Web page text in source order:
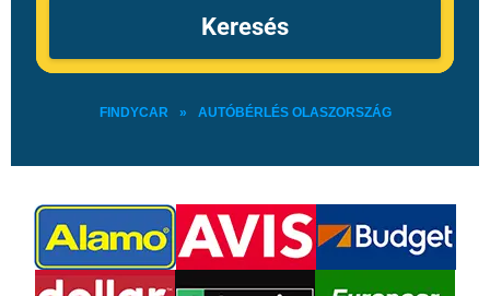
FINDYCAR » AUTÓBÉRLÉS OLASZORSZÁG